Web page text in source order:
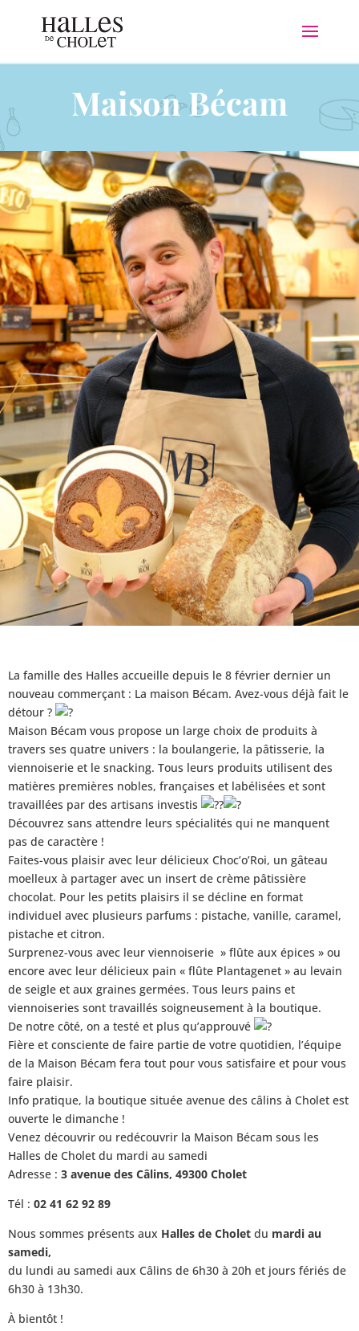
Maison Bécam
La famille des Halles accueille depuis le 8 février dernier un
nouveau commerçant : La maison Bécam. Avez-vous déjà fait le
détour ?
Maison Bécam vous propose un large choix de produits à
travers ses quatre univers : la boulangerie, la pâtisserie, la
viennoiserie et le snacking. Tous leurs produits utilisent des
matières premières nobles, françaises et labélisées et sont
travaillées par des artisans investis
Découvrez sans attendre leurs spécialités qui ne manquent
pas de caractère !
Faites-vous plaisir avec leur délicieux Choc’o’Roi, un gâteau
moelleux à partager avec un insert de crème pâtissière
chocolat. Pour les petits plaisirs il se décline en format
individuel avec plusieurs parfums : pistache, vanille, caramel,
pistache et citron.
Surprenez-vous avec leur viennoiserie » flûte aux épices » ou
encore avec leur délicieux pain « flûte Plantagenet » au levain
de seigle et aux graines germées. Tous leurs pains et
viennoiseries sont travaillés soigneusement à la boutique.
De notre côté, on a testé et plus qu’approuvé
Fière et consciente de faire partie de votre quotidien, l’équipe
de la Maison Bécam fera tout pour vous satisfaire et pour vous
faire plaisir.
Info pratique, la boutique située avenue des câlins à Cholet est
ouverte le dimanche !
Venez découvrir ou redécouvrir la Maison Bécam sous les
Halles de Cholet du mardi au samedi
Adresse : 3 avenue des Câlins, 49300 Cholet
Tél : 02 41 62 92 89
Nous sommes présents aux Halles de Cholet du mardi au
samedi,
du lundi au samedi aux Câlins de 6h30 à 20h et jours fériés de
6h30 à 13h30.
À bientôt !